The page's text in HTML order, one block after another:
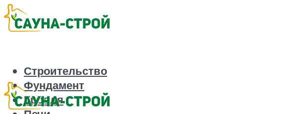
Строительство
Фундамент
Кровля